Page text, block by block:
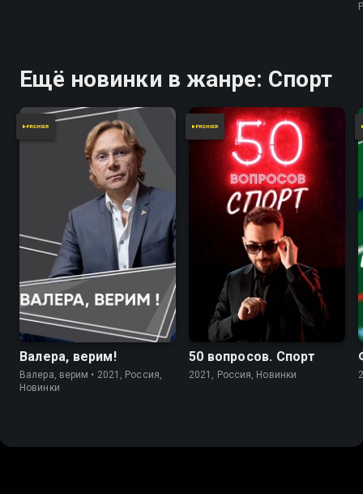
Ещё новинки в жанре: Спорт
Валера, верим!
Валера, верим • 2021, Россия,
Новинки
50 вопросов. Спорт
2021, Россия, Новинки